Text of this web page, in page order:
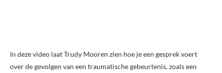
In deze video laat Trudy Mooren zien hoe je een gesprek voert
over de gevolgen van een traumatische gebeurtenis, zoals een